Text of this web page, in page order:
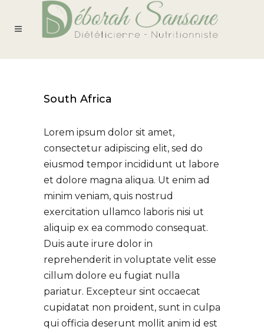
South Africa
Lorem ipsum dolor sit amet,
consectetur adipiscing elit, sed do
eiusmod tempor incididunt ut labore
et dolore magna aliqua. Ut enim ad
minim veniam, quis nostrud
exercitation ullamco laboris nisi ut
aliquip ex ea commodo consequat.
Duis aute irure dolor in
reprehenderit in voluptate velit esse
cillum dolore eu fugiat nulla
pariatur. Excepteur sint occaecat
cupidatat non proident, sunt in culpa
qui officia deserunt mollit anim id est